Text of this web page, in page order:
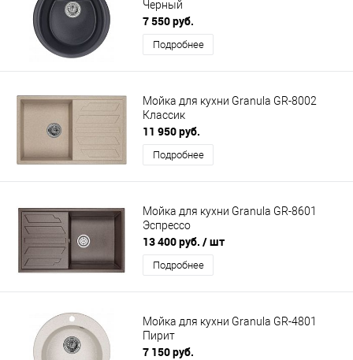
Черный
7 550 руб.
Подробнее
Мойка для кухни Granula GR-8002
Классик
11 950 руб.
Подробнее
Мойка для кухни Granula GR-8601
Эспрессо
13 400 руб. / шт
Подробнее
Мойка для кухни Granula GR-4801
Пирит
7 150 руб.